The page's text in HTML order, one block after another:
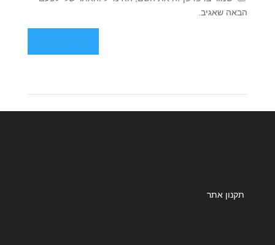
הבאה שאגיב.
תקנון אתר